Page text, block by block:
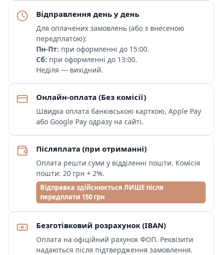
Відправлення день у день
Для оплачених замовлень (або з внесеною
передплатою):
Пн-Пт: при оформленні до 15:00.
Сб: при оформленні до 13:00.
Неділя — вихідний.
Онлайн-оплата (Без комісії)
Швидка оплата банківською карткою, Apple Pay
або Google Pay одразу на сайті.
Післяплата (при отриманні)
Оплата решти суми у відділенні пошти. Комісія
пошти: 20 грн + 2%.
Відправка здійснюється ЛИШЕ після
передплати 150 грн
Безготівковий розрахунок (IBAN)
Оплата на офіційний рахунок ФОП. Реквізити
надаються після підтвердження замовлення.